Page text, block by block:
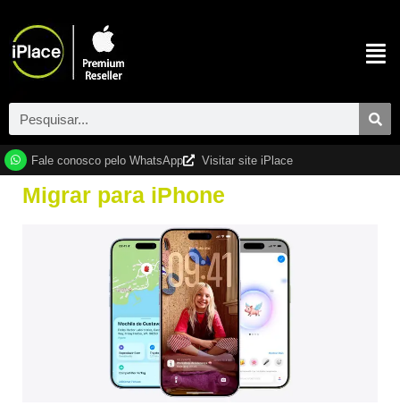
Fale conosco pelo WhatsApp Visitar site iPlace
Migrar para iPhone